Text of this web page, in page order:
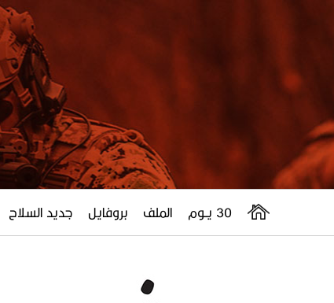
30 يــوم الملف بروفايل جديد السلاح